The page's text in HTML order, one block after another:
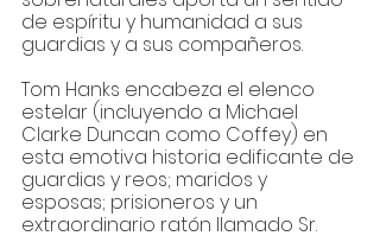
de espíritu y humanidad a sus
guardias y a sus compañeros.
Tom Hanks encabeza el elenco
estelar (incluyendo a Michael
Clarke Duncan como Coffey) en
esta emotiva historia edificante de
guardias y reos; maridos y
esposas; prisioneros y un
extraordinario ratón llamado Sr.